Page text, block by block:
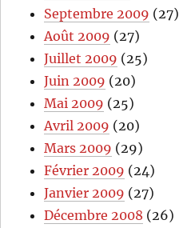
Septembre 2009 (27)
Août 2009 (27)
Juillet 2009 (25)
Juin 2009 (20)
Mai 2009 (25)
Avril 2009 (20)
Mars 2009 (29)
Février 2009 (24)
Janvier 2009 (27)
Décembre 2008 (26)